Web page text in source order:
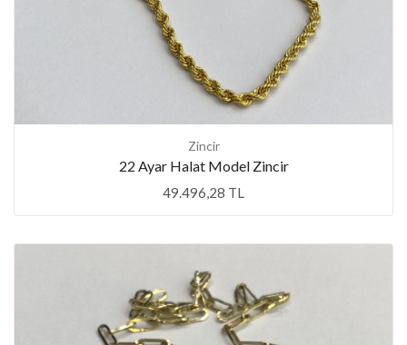
Zincir
22 Ayar Halat Model Zincir
49.496,28 TL